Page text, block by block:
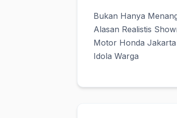
Bukan Hanya
Alasan Realistis
Motor Honda
Idola Warga